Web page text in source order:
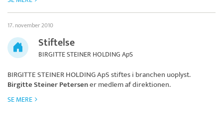
17. november 2010
Stiftelse
BIRGITTE STEINER HOLDING ApS
BIRGITTE STEINER HOLDING ApSstiftes i branchen uoplyst.
Birgitte Steiner Petersener medlem af direktionen.
SE MERE